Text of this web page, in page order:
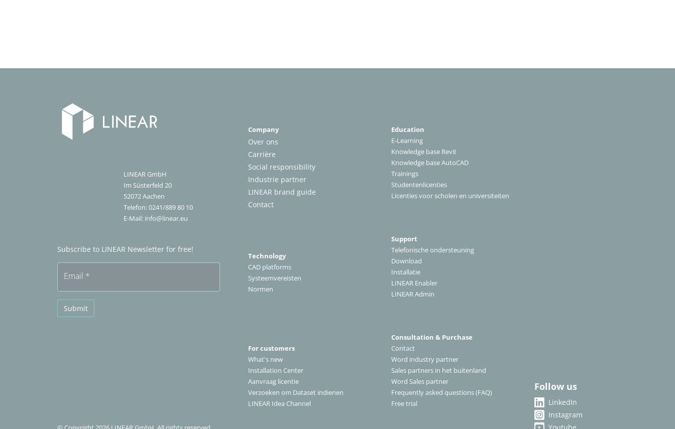
LINEAR GmbH
Im Süsterfeld 20
52072Aachen
Telefon:0241/889 80 10
E-Mail: info@linear.eu
Subscribe to LINEAR Newsletter for free!
Email *
Submit
Company
Over ons
Carrière
Social responsibility
Industrie partner
LINEAR brand guide
Contact
Technology
CAD platforms
Systeemvereisten
Normen
For customers
What's new
Installation Center
Aanvraag licentie
Verzoeken om Dataset indienen
LINEAR Idea Channel
Education
E-Learning
Knowledge base Revit
Knowledge base AutoCAD
Trainings
Studentenlicenties
Licenties voor scholen en universiteiten
Support
Telefonische ondersteuning
Download
Installatie
LINEAR Enabler
LINEAR Admin
Consultation & Purchase
Contact
Word industry partner
Sales partners in het buitenland
Word Sales partner
Frequently asked questions (FAQ)
Free trial
Follow us
LinkedIn
Instagram